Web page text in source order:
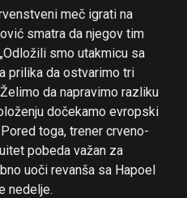
meč igrati na
smatra da njegov tim
smo utakmicu sa
prilika da ostvarimo tri
da napravimo razliku
dočekamo evropski
toga, trener crveno-
pobeda važan za
uoči revanša sa Hapoel
nedelje.